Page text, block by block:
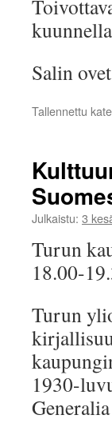
Salin
Tallennettu
Julkaistu: 3
Turun
18.00-
Turun
1930-